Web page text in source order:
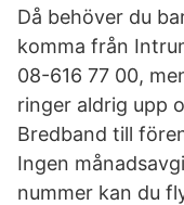
Då behöver du
komma från
08-616 77 00,
ringer aldrig upp
Bredband till
Ingen
nummer kan du